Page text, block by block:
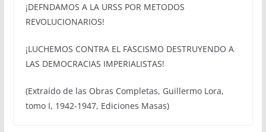
¡DEFNDAMOS A LA URSS POR METODOS
REVOLUCIONARIOS!
¡LUCHEMOS CONTRA EL FASCISMO DESTRUYENDO A
LAS DEMOCRACIAS IMPERIALISTAS!
(Extraído de las Obras Completas, Guillermo Lora,
tomo I, 1942-1947, Ediciones Masas)